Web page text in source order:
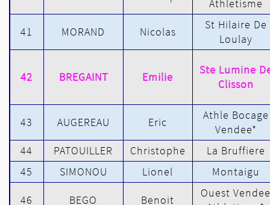
Athletisme
41 MORAND Nicolas
St Hilaire De
Loulay
42 BREGAINT Emilie
Ste Lumine
Clisson
43 AUGEREAU Eric
Athle Bocage
Vendee*
44
PATOUILLER Christophe
La Bruffiere
45
SIMONOU Lionel Montaigu
46 BEGO Benoit
Ouest Vendee